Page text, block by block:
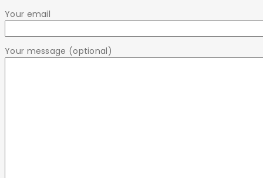
Your email
Your message (optional)